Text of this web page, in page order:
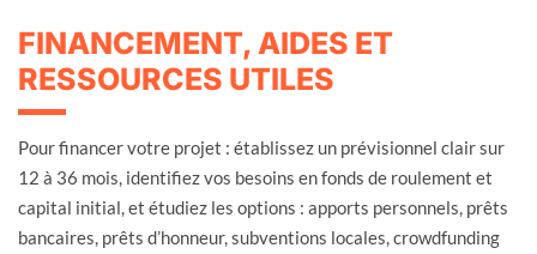
FINANCEMENT, AIDES ET
RESSOURCES UTILES
Pour financer votre projet : établissez un prévisionnel clair sur
12 à 36 mois, identifiez vos besoins en fonds de roulement et
capital initial, et étudiez les options : apports personnels, prêts
bancaires, prêts d’honneur, subventions locales, crowdfunding